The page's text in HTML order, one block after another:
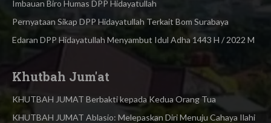
Imbauan Biro Humas DPP Hidayatullah
Pernyataan Sikap DPP Hidayatullah Terkait Bom Surabaya
Edaran DPP Hidayatullah Menyambut Idul Adha 1443 H / 2022 M
Khutbah Jum'at
KHUTBAH JUMAT Berbakti kepada Kedua Orang Tua
KHUTBAH JUMAT Ablasio: Melepaskan Diri Menuju Cahaya Ilahi